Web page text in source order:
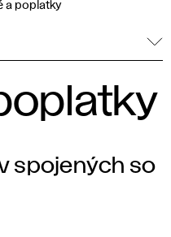
a poplatky
spojených so